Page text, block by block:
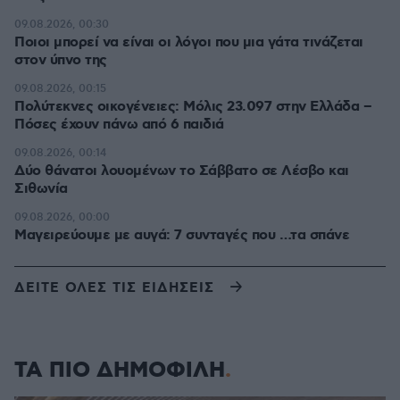
Ποιοι μπορεί να είναι οι λόγοι που μια γάτα τινάζεται
στον ύπνο της
09.08.2026, 00:30
Πολύτεκνες οικογένειες: Μόλις 23.097 στην Ελλάδα –
Πόσες έχουν πάνω από 6 παιδιά
09.08.2026, 00:15
Δύο θάνατοι λουομένων το Σάββατο σε Λέσβο και
Σιθωνία
09.08.2026, 00:14
Μαγειρεύουμε με αυγά: 7 συνταγές που …τα σπάνε
09.08.2026, 00:00
ΔΕΙΤΕ ΟΛΕΣ ΤΙΣ ΕΙΔΗΣΕΙΣ
ΤΑ ΠΙΟ ΔΗΜΟΦΙΛΗ